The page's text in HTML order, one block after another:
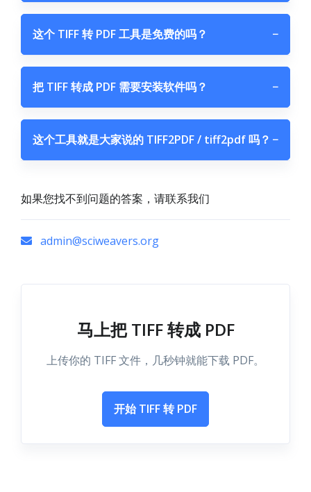
这个 TIFF 转 PDF 工具是免费的吗？ −
把 TIFF 转成 PDF 需要安装软件吗？ −
这个工具就是大家说的 TIFF2PDF / tiff2pdf 吗？ −
如果您找不到问题的答案，请联系我们
admin@sciweavers.org
马上把 TIFF 转成 PDF
上传你的 TIFF 文件，几秒钟就能下载 PDF。
开始 TIFF 转 PDF